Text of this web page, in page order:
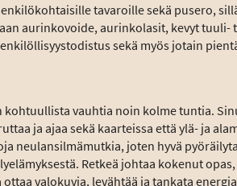
tavaroille sekä pusero,
aurinkovoide, aurinkolasit, kevyt tuuli-
sekä myös jotain
vauhtia noin kolme tuntia.
ja ajaa sekä kaarteissa että ylä- ja
neulansilmämutkia, joten hyvä
Retkeä johtaa kokenut
valokuvia, levähtää ja tankata